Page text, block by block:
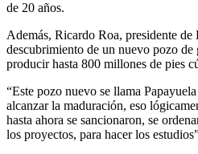
de 20 años.
Además, Ricardo Roa, presidente
descubrimiento de un nuevo pozo de
producir hasta 800 millones de pies
“Este pozo nuevo se llama
alcanzar la maduración, eso
hasta ahora se sancionaron, se
los proyectos, para hacer los